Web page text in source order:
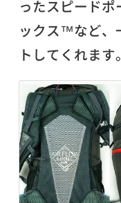
ったスピード
ックス™など、
トしてくれます。